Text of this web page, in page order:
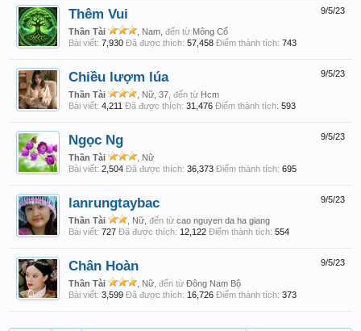
9/5/23
Thêm Vui
Thần Tài , Nam, đến từ Mông Cổ
Bài viết: 7,930 Đã được thích: 57,458 Điểm thành tích: 743
9/5/23
Chiều lượm lúa
Thần Tài , Nữ, 37, đến từ Hcm
Bài viết: 4,211 Đã được thích: 31,476 Điểm thành tích: 593
9/5/23
Ngọc Ng
Thần Tài
, Nữ
Bài viết: 2,504 Đã được thích: 36,373 Điểm thành tích: 695
9/5/23
lanrungtaybac
Thần Tài , Nữ, đến từ cao nguyen da ha giang
Bài viết: 727 Đã được thích: 12,122 Điểm thành tích: 554
9/5/23
Chân Hoàn
Thần Tài , Nữ, đến từ Đông Nam Bộ
Bài viết: 3,599 Đã được thích: 16,726 Điểm thành tích: 373